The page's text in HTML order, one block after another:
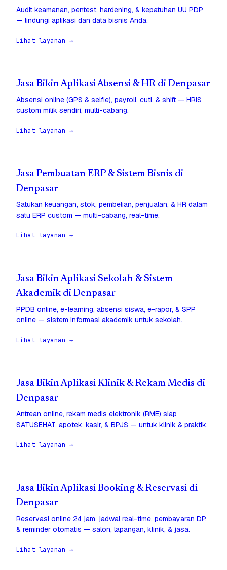
Audit keamanan, pentest, hardening, & kepatuhan UU PDP
— lindungi aplikasi dan data bisnis Anda.
Lihat layanan →
Jasa Bikin Aplikasi Absensi & HR di Denpasar
Absensi online (GPS & selfie), payroll, cuti, & shift — HRIS
custom milik sendiri, multi-cabang.
Lihat layanan →
Jasa Pembuatan ERP & Sistem Bisnis di
Denpasar
Satukan keuangan, stok, pembelian, penjualan, & HR dalam
satu ERP custom — multi-cabang, real-time.
Lihat layanan →
Jasa Bikin Aplikasi Sekolah & Sistem
Akademik di Denpasar
PPDB online, e-learning, absensi siswa, e-rapor, & SPP
online — sistem informasi akademik untuk sekolah.
Lihat layanan →
Jasa Bikin Aplikasi Klinik & Rekam Medis di
Denpasar
Antrean online, rekam medis elektronik (RME) siap
SATUSEHAT, apotek, kasir, & BPJS — untuk klinik & praktik.
Lihat layanan →
Jasa Bikin Aplikasi Booking & Reservasi di
Denpasar
Reservasi online 24 jam, jadwal real-time, pembayaran DP,
& reminder otomatis — salon, lapangan, klinik, & jasa.
Lihat layanan →